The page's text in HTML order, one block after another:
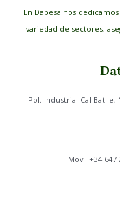
En Dabesa nos
variedad de sectores,
Pol. Industrial Cal Batlle,
Móvil:+34 647